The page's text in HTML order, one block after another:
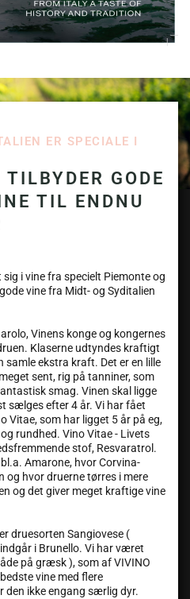
ER SPECIALE I
GODE
TIL ENDNU
i vine fra specielt Piemonte og
vine fra Midt- og Syditalien
Vinens konge og kongernes
Klaserne udtyndes kraftigt
samle ekstra kraft. Det er en lille
sent, rig på tanniner, som
smag. Vinen skal ligge
sælges efter 4 år. Vi har fået
Vitae, som har ligget 5 år på eg,
rundhed. Vino Vitae - Livets
stof, Resvaratrol.
Amarone, hvor Corvina-
og hvor druerne tørres i mere
og det giver meget kraftige vine
druesorten Sangiovese (
i Brunello. Vi har været
på græsk ), som af VIVINO
vine med flere
den ikke engang særlig dyr.